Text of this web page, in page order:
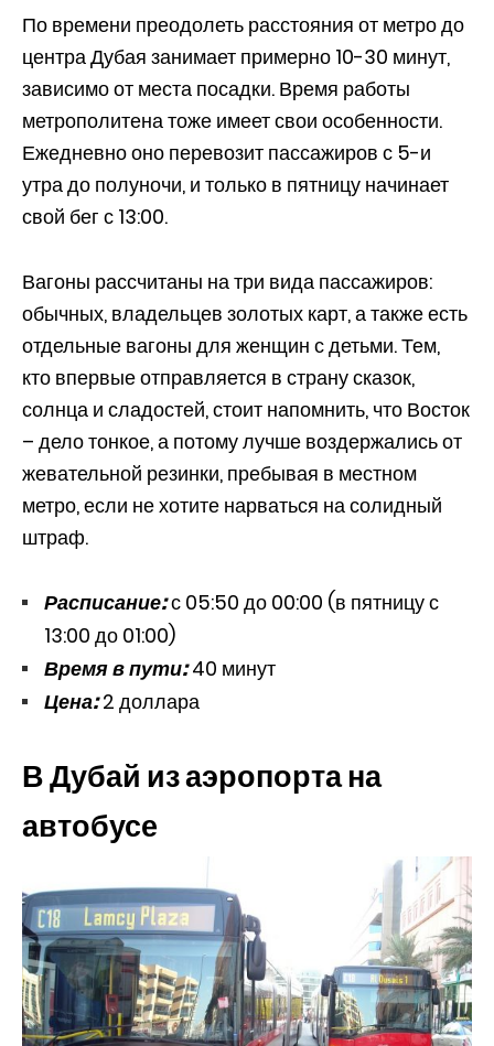
По времени преодолеть расстояния от метро до
центра Дубая занимает примерно 10-30 минут,
зависимо от места посадки. Время работы
метрополитена тоже имеет свои особенности.
Ежедневно оно перевозит пассажиров с 5-и
утра до полуночи, и только в пятницу начинает
свой бег с 13:00.
Вагоны рассчитаны на три вида пассажиров:
обычных, владельцев золотых карт, а также есть
отдельные вагоны для женщин с детьми. Тем,
кто впервые отправляется в страну сказок,
солнца и сладостей, стоит напомнить, что Восток
– дело тонкое, а потому лучше воздержались от
жевательной резинки, пребывая в местном
метро, если не хотите нарваться на солидный
штраф.
Расписание:с 05:50 до 00:00 (в пятницу с
13:00 до 01:00)
Время в пути:40 минут
Цена:2 доллара
В Дубай из аэропорта на
автобусе